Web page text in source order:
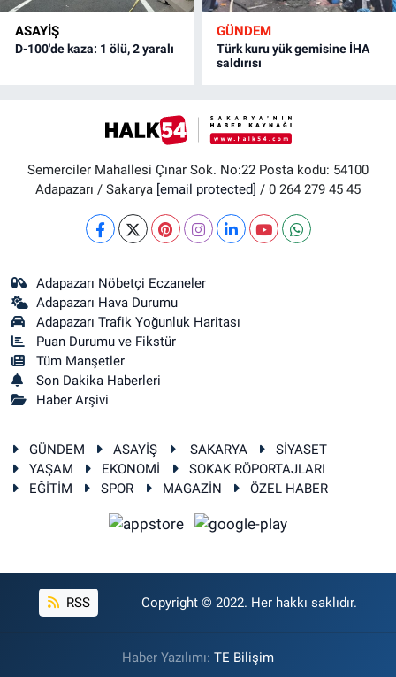
ASAYİŞ
D-100'de kaza: 1 ölü, 2 yaralı
GÜNDEM
Türk kuru yük gemisine İHA
saldırısı
Semerciler Mahallesi Çınar Sok. No:22 Posta kodu: 54100
Adapazarı / Sakarya [email protected] / 0 264 279 45 45
Adapazarı Nöbetçi Eczaneler
Adapazarı Hava Durumu
Adapazarı Trafik Yoğunluk Haritası
Puan Durumu ve Fikstür
Tüm Manşetler
Son Dakika Haberleri
Haber Arşivi
GÜNDEM ASAYİŞ SAKARYA
SİYASET
YAŞAM
EKONOMİ
SOKAK RÖPORTAJLARI
EĞİTİM
SPOR MAGAZİN ÖZEL HABER
RSS Copyright © 2022. Her hakkı saklıdır.
Haber Yazılımı: TE Bilişim